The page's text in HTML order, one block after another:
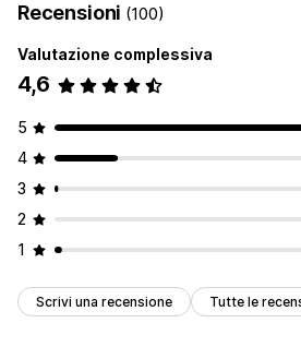
Recensioni (100)
Valutazione complessiva
4,6
5
4
3
2
1
Scrivi una recensione Tutte le